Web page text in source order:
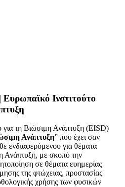
Ινστιτούτο
για τη Βιώσιμη Ανάπτυξη (EISD)
Ανάπτυξη” που έχει σαν
ενδιαφερόμενου για θέματα
Ανάπτυξη, με σκοπό την
σε θέματα ευημερίας
της φτώχειας, προστασίας
χρήσης των φυσικών